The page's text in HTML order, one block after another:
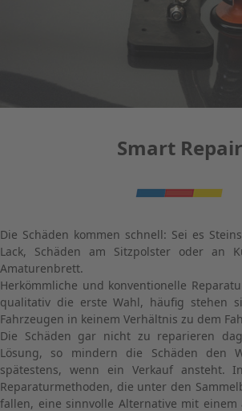
Smart Repair
Die Schäden kommen schnell: Sei es
Lack, Schäden am Sitzpolster oder an
Amaturenbrett.
Herkömmliche und konventionelle
qualitativ die erste Wahl, häufig stehen
Fahrzeugen in keinem Verhältnis zu dem
Die Schäden gar nicht zu reparieren
Lösung, so mindern die Schäden den
spätestens, wenn ein Verkauf ansteht.
Reparaturmethoden, die unter den
fallen, eine sinnvolle Alternative mit einem